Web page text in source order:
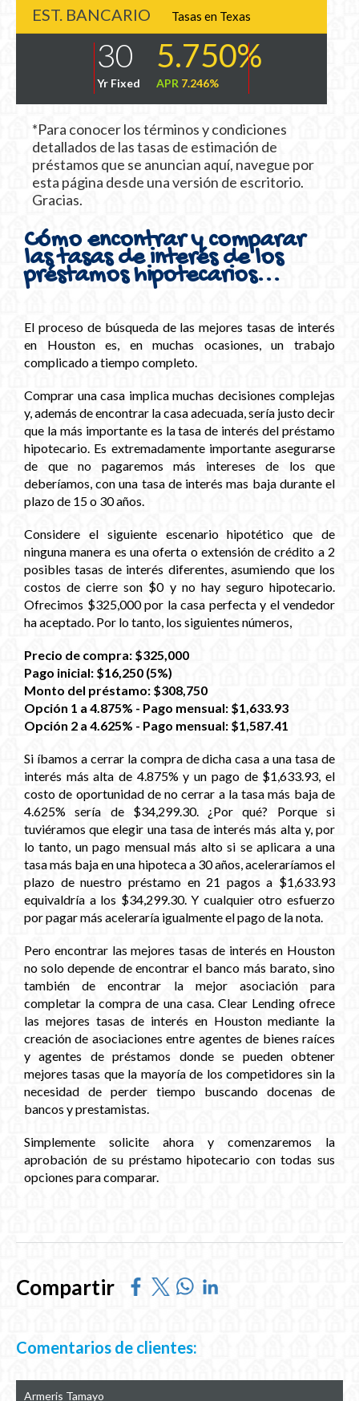
EST. BANCARIO Tasas en Texas
30
Yr Fixed
5.750%
APR 7.246%
*Para conocer los términos y condiciones
detallados de las tasas de estimación de
préstamos que se anuncian aquí, navegue por
esta página desde una versión de escritorio.
Gracias.
Cómo encontrar y comparar
las tasas de interés de los
préstamos hipotecarios...
El proceso de búsqueda de las mejores tasas de interés
en Houston es, en muchas ocasiones, un trabajo
complicado a tiempo completo.
Comprar una casa implica muchas decisiones complejas
y, además de encontrar la casa adecuada, sería justo decir
que la más importante es la tasa de interés del préstamo
hipotecario. Es extremadamente importante asegurarse
de que no pagaremos más intereses de los que
deberíamos, con una tasa de interés mas baja durante el
plazo de 15 o 30 años.
Considere el siguiente escenario hipotético que de
ninguna manera es una oferta o extensión de crédito a 2
posibles tasas de interés diferentes, asumiendo que los
costos de cierre son $0 y no hay seguro hipotecario.
Ofrecimos $325,000 por la casa perfecta y el vendedor
ha aceptado. Por lo tanto, los siguientes números,
Precio de compra: $325,000
Pago inicial: $16,250 (5%)
Monto del préstamo: $308,750
Opción 1 a 4.875% - Pago mensual: $1,633.93
Opción 2 a 4.625% - Pago mensual: $1,587.41
Si íbamos a cerrar la compra de dicha casa a una tasa de
interés más alta de 4.875% y un pago de $1,633.93, el
costo de oportunidad de no cerrar a la tasa más baja de
4.625% sería de $34,299.30. ¿Por qué? Porque si
tuviéramos que elegir una tasa de interés más alta y, por
lo tanto, un pago mensual más alto si se aplicara a una
tasa más baja en una hipoteca a 30 años, aceleraríamos el
plazo de nuestro préstamo en 21 pagos a $1,633.93
equivaldría a los $34,299.30. Y cualquier otro esfuerzo
por pagar más aceleraría igualmente el pago de la nota.
Pero encontrar las mejores tasas de interés en Houston
no solo depende de encontrar el banco más barato, sino
también de encontrar la mejor asociación para
completar la compra de una casa. Clear Lending ofrece
las mejores tasas de interés en Houston mediante la
creación de asociaciones entre agentes de bienes raíces
y agentes de préstamos donde se pueden obtener
mejores tasas que la mayoría de los competidores sin la
necesidad de perder tiempo buscando docenas de
bancos y prestamistas.
Simplemente solicite ahora y comenzaremos la
aprobación de su préstamo hipotecario con todas sus
opciones para comparar.
Compartir
Comentarios de clientes:
Armeris Tamayo